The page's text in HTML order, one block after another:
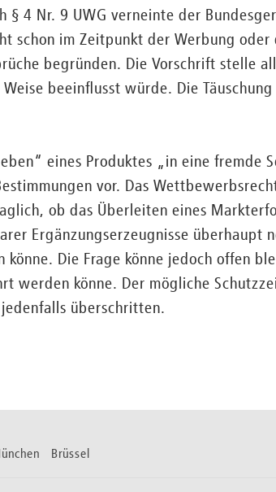
§ 4 Nr. 9 UWG verneinte der
schon im Zeitpunkt der Werbung oder
begründen. Die Vorschrift stelle
beeinflusst würde. Die
eines Produktes „in eine fremde
vor. Das
ob das Überleiten eines
Ergänzungserzeugnisse überhaupt
Die Frage könne jedoch offen
werden könne. Der mögliche
überschritten.
Brüssel